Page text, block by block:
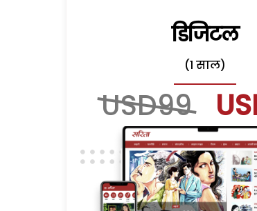
डिजिटल
(1 साल)
USD99